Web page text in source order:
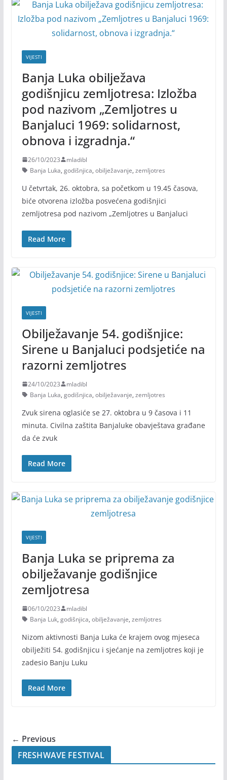
VIJESTI
Banja Luka obilježava
godišnjicu zemljotresa: Izložba
pod nazivom „Zemljotres u
Banjaluci 1969: solidarnost,
obnova i izgradnja.“
26/10/2023
mladibl
Banja Luka, godišnjica, obilježavanje, zemljotres
U četvrtak, 26. oktobra, sa početkom u 19.45 časova,
biće otvorena izložba posvećena godišnjici
zemljotresa pod nazivom „Zemljotres u Banjaluci
Read More
VIJESTI
Obilježavanje 54. godišnjice:
Sirene u Banjaluci podsjetiće na
razorni zemljotres
24/10/2023
mladibl
Banja Luka, godišnjica, obilježavanje, zemljotres
Zvuk sirena oglasiće se 27. oktobra u 9 časova i 11
minuta. Civilna zaštita Banjaluke obavještava građane
da će zvuk
Read More
VIJESTI
Banja Luka se priprema za
obilježavanje godišnjice
zemljotresa
06/10/2023
mladibl
Banja Luk, godišnjica, obilježavanje, zemljotres
Nizom aktivnosti Banja Luka će krajem ovog mjeseca
obilježiti 54. godišnjicu i sjećanje na zemljotres koji je
zadesio Banju Luku
Read More
← Previous
FRESHWAVE FESTIVAL